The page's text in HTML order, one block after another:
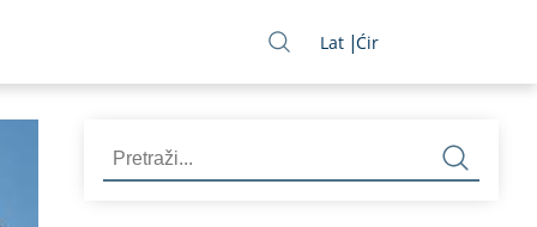
Lat Ćir